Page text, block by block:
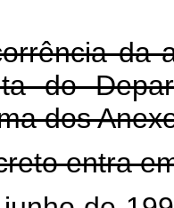
da
do
dos
entra